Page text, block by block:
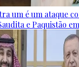
um é um ataque
e Paquistão